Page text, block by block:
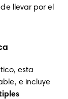
llevar por el
esta
e incluye